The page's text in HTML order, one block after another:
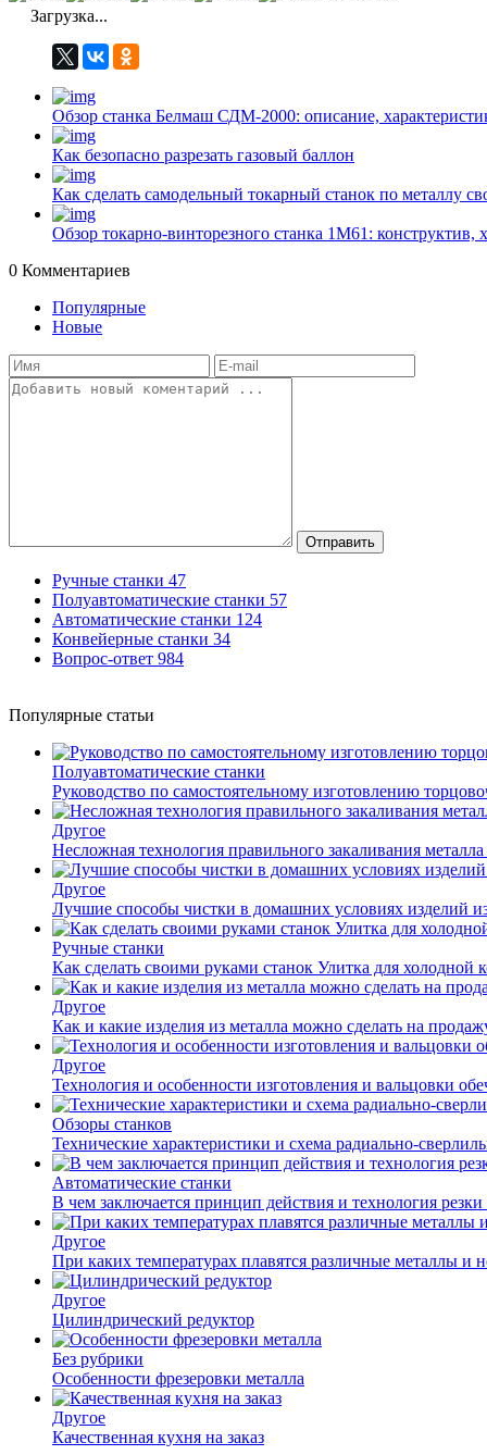
Загрузка...
Обзор станка Белмаш СДМ-2000: описание,
Как безопасно разрезать газовый баллон
Как сделать самодельный токарный станок по металлу
Обзор токарно-винторезного станка 1М61: конструктив,
0 Комментариев
Популярные
Новые
Отправить
Ручные станки 47
Полуавтоматические станки 57
Автоматические станки 124
Конвейерные станки 34
Вопрос-ответ 984
Популярные статьи
Полуавтоматические станки
Руководство по самостоятельному изготовлению
Другое
Несложная технология правильного закаливания
Другое
Лучшие способы чистки в домашних условиях изделий
Ручные станки
Как сделать своими руками станок Улитка для холодной
Другое
Как и какие изделия из металла можно сделать на
Другое
Технология и особенности изготовления и вальцовки
Обзоры станков
Технические характеристики и схема радиально-
Автоматические станки
В чем заключается принцип действия и технология резки
Другое
При каких температурах плавятся различные металлы и
Другое
Цилиндрический редуктор
Без рубрики
Особенности фрезеровки металла
Другое
Качественная кухня на заказ